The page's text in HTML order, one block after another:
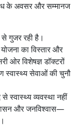
के अवसर और सम्मानज
गुजर रही है।
का विस्तार और
ओर विशेषज्ञ डॉक्टरों
स्वास्थ्य सेवाओं की चुनौ
स्वास्थ्य व्यवस्था नहीं
और जनविश्वास—